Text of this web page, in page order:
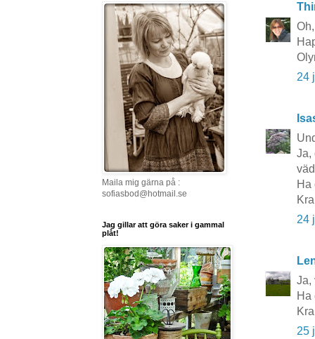
24
Ja,
Ha
24
Ja,
Ha
25
Maila mig gärna på :
sofiasbod@hotmail.se
Jag gillar att göra saker i gammal
plåt!